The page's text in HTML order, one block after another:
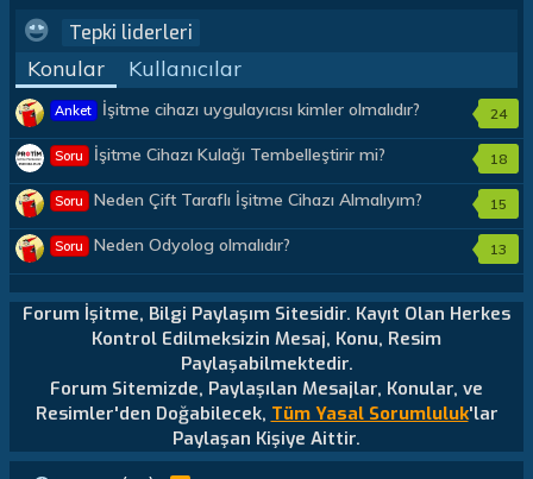
Tepki liderleri
Konular Kullanıcılar
Anket İşitme cihazı uygulayıcısı kimler olmalıdır? 24
Soru İşitme Cihazı Kulağı Tembelleştirir mi? 18
Soru Neden Çift Taraflı İşitme Cihazı Almalıyım? 15
Soru Neden Odyolog olmalıdır? 13
Forum İşitme, Bilgi Paylaşım Sitesidir. Kayıt Olan Herkes
Kontrol Edilmeksizin Mesaj, Konu, Resim
Paylaşabilmektedir.
Forum Sitemizde, Paylaşılan Mesajlar, Konular, ve
Resimler'den Doğabilecek, Tüm Yasal Sorumluluk'lar
Paylaşan Kişiye Aittir.